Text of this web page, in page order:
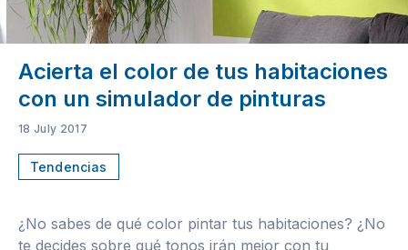
Acierta el color de tus habitaciones
con un simulador de pinturas
18 July 2017
Tendencias
¿No sabes de qué color pintar tus habitaciones? ¿No
te decides sobre qué tonos irán mejor con tu